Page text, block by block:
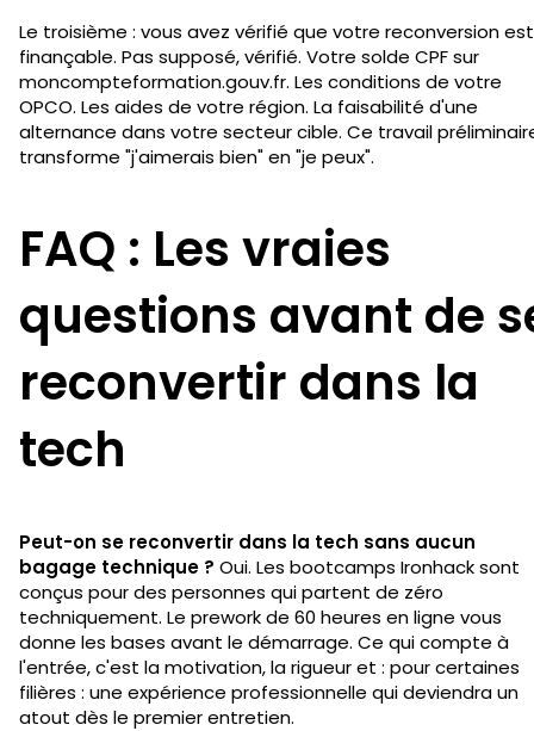
Le troisième : vous avez vérifié que votre reconversion est
finançable. Pas supposé, vérifié. Votre solde CPF sur
moncompteformation.gouv.fr. Les conditions de votre
OPCO. Les aides de votre région. La faisabilité d'une
alternance dans votre secteur cible. Ce travail
transforme "j'aimerais bien" en "je peux".
FAQ : Les vraies
questions avant de
reconvertir dans la
tech
Peut-on se reconvertir dans la tech sans aucun
bagage technique ? Oui. Les bootcamps Ironhack sont
conçus pour des personnes qui partent de zéro
techniquement. Le prework de 60 heures en ligne vous
donne les bases avant le démarrage. Ce qui compte à
l'entrée, c'est la motivation, la rigueur et : pour certaines
filières : une expérience professionnelle qui deviendra un
atout dès le premier entretien.